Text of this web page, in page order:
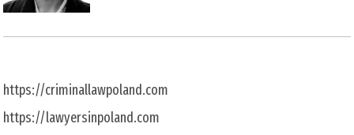
https://criminallawpoland.com
https://lawyersinpoland.com